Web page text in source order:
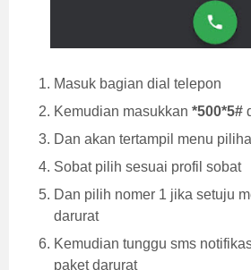
Masuk bagian dial telepon
Kemudian masukkan *500*5#
Dan akan tertampil menu
Sobat pilih sesuai profil sobat
Dan pilih nomer 1 jika setuju
darurat
Kemudian tunggu sms
paket darurat